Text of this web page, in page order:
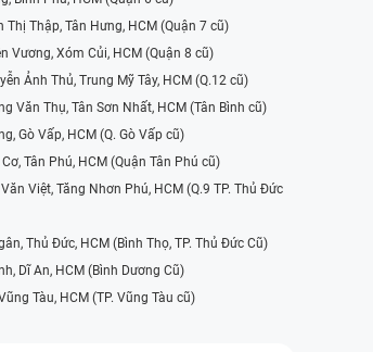
Thị Thập, Tân Hưng, HCM (Quận 7 cũ)
Vương, Xóm Củi, HCM (Quận 8 cũ)
Ảnh Thủ, Trung Mỹ Tây, HCM (Q.12 cũ)
Văn Thụ, Tân Sơn Nhất, HCM (Tân Bình cũ)
Gò Vấp, HCM (Q. Gò Vấp cũ)
Tân Phú, HCM (Quận Tân Phú cũ)
Việt, Tăng Nhơn Phú, HCM (Q.9 TP. Thủ Đức
Thủ Đức, HCM (Bình Thọ, TP. Thủ Đức Cũ)
Dĩ An, HCM (Bình Dương Cũ)
Tàu, HCM (TP. Vũng Tàu cũ)